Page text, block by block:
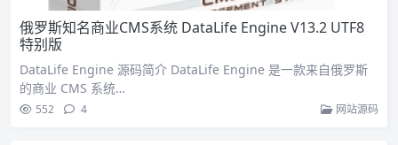
俄罗斯知名商业CMS系统 DataLife Engine V13.2 UTF8
特别版
DataLife Engine 源码简介 DataLife Engine 是一款来自俄罗斯
的商业 CMS 系统…
552 4 网站源码